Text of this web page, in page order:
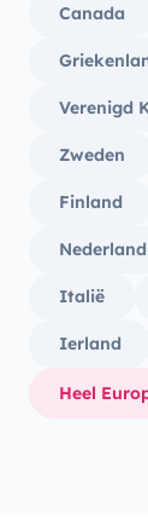
Canada
Verenigd
Zweden
Finland
Nederland
Italië
Ierland
Heel